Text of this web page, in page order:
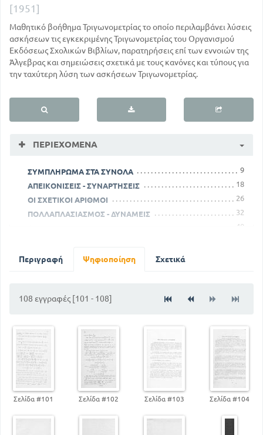
[1951]
Μαθητικό βοήθημα Τριγωνομετρίας το οποίο περιλαμβάνει λύσεις
ασκήσεων τις εγκεκριμένης Τριγωνομετρίας του Οργανισμού
Εκδόσεως Σχολικών Βιβλίων, παρατηρήσεις επί των εννοιών της
Άλγεβρας και σημειώσεις σχετικά με τους κανόνες και τύπους για
την ταχύτερη λύση των ασκήσεων Τριγωνομετρίας.
ΠΕΡΙΕΧΌΜΕΝΑ
ΣΥΜΠΛΗΡΩΜΑ ΣΤΑ ΣΥΝΟΛΑ
9
ΑΠΕΙΚΟΝΙΣΕΙΣ - ΣΥΝΑΡΤΗΣΕΙΣ
18
ΟΙ ΣΧΕΤΙΚΟΙ ΑΡΙΘΜΟΙ
26
ΠΟΛΛΑΠΛΑΣΙΑΣΜΟΣ - ΔΥΝΑΜΕΙΣ
32
40
ΣΧΕΤΙΚΕΣ ΘΕΣΕΙΣ ΚΥΚΛΩΝ
ΤΟ ΘΕΩΡΗΜΑ ΤΟΥ ΘΑΛΗ
108
Περιγραφή Ψηφιοποίηση Σχετικά
108 εγγραφές [101 - 108]
Σελίδα #101 Σελίδα #102 Σελίδα #103 Σελίδα #104